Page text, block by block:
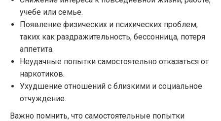
учебе или семье.
Появление физических и психических проблем,
таких как раздражительность, бессонница, потеря
аппетита.
Неудачные попытки самостоятельно отказаться от
наркотиков.
Ухудшение отношений с близкими и социальное
отчуждение.
Важно помнить, что самостоятельные попытки